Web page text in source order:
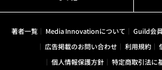
著者一覧 Media Innovationについて Guild会
広告掲載のお問い合わせ
利用規約
個人情報保護方針
特定商取引法に